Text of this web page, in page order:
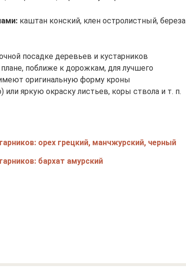
каштан конский, клен остролистный, береза
посадке деревьев и кустарников
поближе к дорожкам, для лучшего
оригинальную форму кроны
яркую окраску листьев, коры ствола и т. п.
орех грецкий, манчжурский, черный
бархат амурский